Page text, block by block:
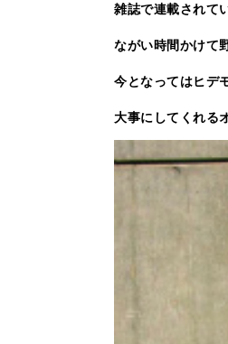
雑誌で連載されて
ながい時間かけて
今となってはヒデ
大事にしてくれる